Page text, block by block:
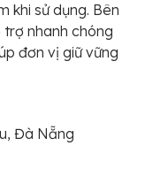
khi sử dụng. Bên
nhanh chóng
đơn vị giữ vững
Đà Nẵng